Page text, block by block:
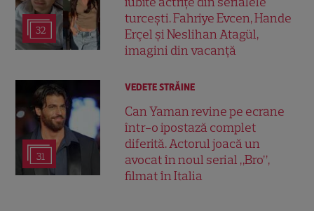
32
turcești. Fahriye Evcen, Hande
Erçel și Neslihan Atagül,
imagini din vacanță
31
VEDETE STRĂINE
Can Yaman revine pe ecrane
într-o ipostază complet
diferită. Actorul joacă un
avocat în noul serial „Bro”,
filmat în Italia